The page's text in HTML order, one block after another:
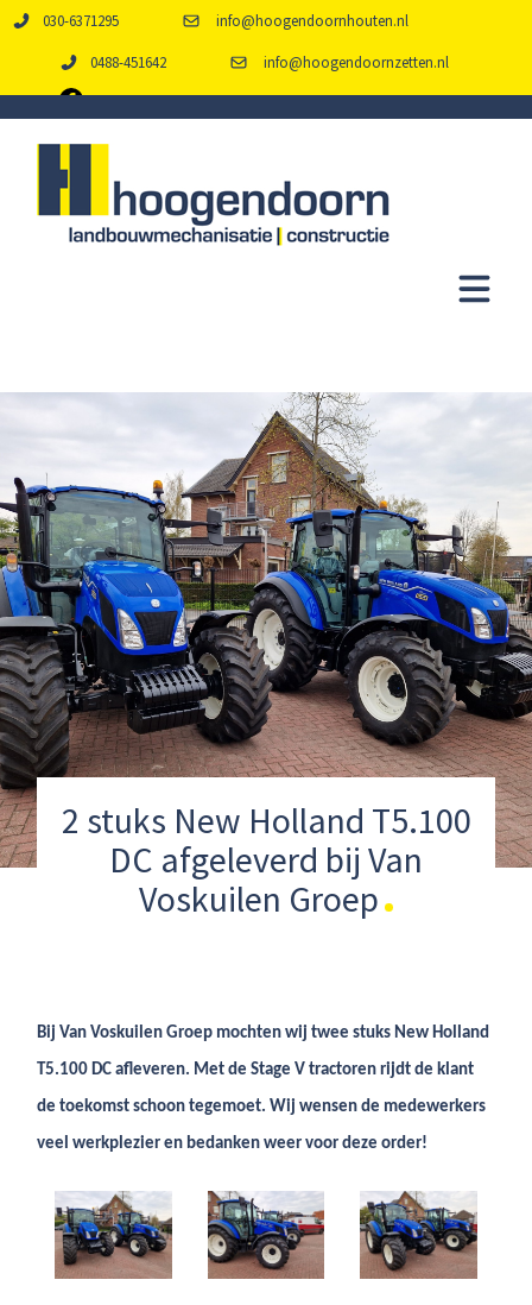
030-6371295 info@hoogendoornhouten.nl
0488-451642 info@hoogendoornzetten.nl
2 stuks New Holland T5.100
DC afgeleverd bij Van
Voskuilen Groep
Bij Van Voskuilen Groep mochten wij twee stuks New Holland
T5.100 DC afleveren. Met de Stage V tractoren rijdt de klant
de toekomst schoon tegemoet. Wij wensen de medewerkers
veel werkplezier en bedanken weer voor deze order!